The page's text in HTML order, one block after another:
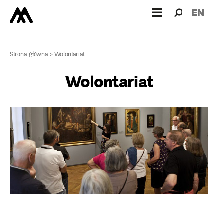
dla: EN
Strona główna>Wolontariat
Wolontariat